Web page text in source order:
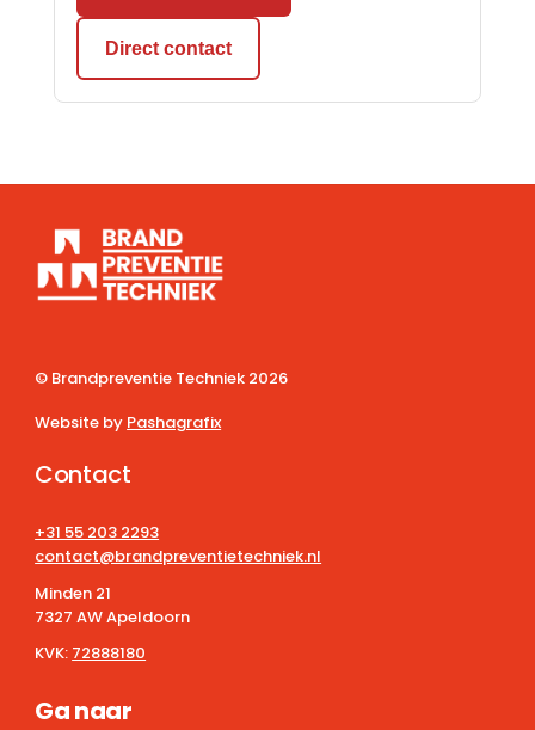
Direct contact
© Brandpreventie Techniek 2026
Website by Pashagrafix
Contact
+31 55 203 2293
contact@brandpreventietechniek.nl
Minden 21
7327 AW Apeldoorn
KVK: 72888180
Ga naar